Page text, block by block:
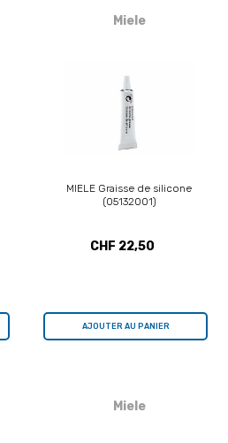
Miele
MIELE Graisse de silicone
(05132001)
CHF 22,50
AJOUTER AU PANIER
Miele